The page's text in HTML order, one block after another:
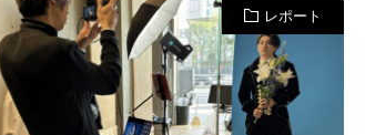
レポート